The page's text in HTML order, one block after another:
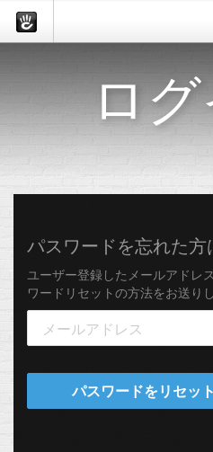
ロ
パスワードを忘れた方
ユーザー登録したメールアドレ
ワードリセットの方法をお送りし
パスワードをリセッ